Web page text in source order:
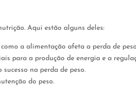
Aqui estão alguns deles:
a alimentação afeta a perda de
para a produção de energia e a
na perda de peso.
do peso.